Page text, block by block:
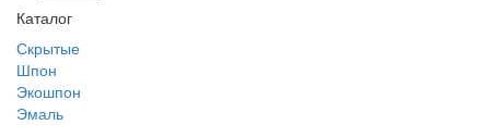
Каталог
Скрытые
Шпон
Экошпон
Эмаль